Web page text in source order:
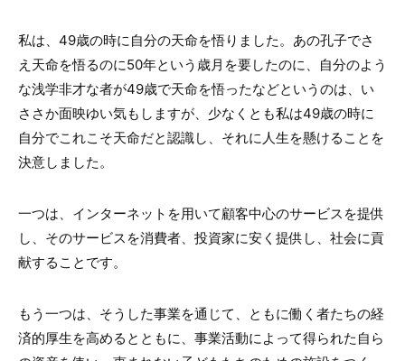
私は、49歳の時に自分の天命を悟りました。あの孔子でさ
え天命を悟るのに50年という歳月を要したのに、自分のよう
な浅学非才な者が49歳で天命を悟ったなどというのは、い
ささか面映ゆい気もしますが、少なくとも私は49歳の時に
自分でこれこそ天命だと認識し、それに人生を懸けることを
決意しました。
一つは、インターネットを用いて顧客中心のサービスを提供
し、そのサービスを消費者、投資家に安く提供し、社会に貢
献することです。
もう一つは、そうした事業を通じて、ともに働く者たちの経
済的厚生を高めるとともに、事業活動によって得られた自ら